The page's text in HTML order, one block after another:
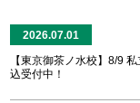
2026.07.01
【東京御茶ノ水校】8/9
込受付中！